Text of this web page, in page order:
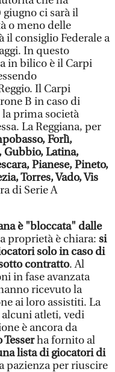
ci sarà il
o meno delle
il consiglio Federale a
In questo
in bilico è il Carpi
Il Carpi
B in caso di
la prima società
La Reggiana, per
Forlì,
Gubbio, Latina,
Pianese, Pineto,
Torres, Vado, Vis
di Serie A
è "bloccata" dalle
proprietà è chiara: si
solo in caso di
contratto. Al
in fase avanzata
ricevuto la
ai loro assistiti. La
atleti, vedi
è ancora da
ha fornito al
lista di giocatori di
pazienza per riuscire